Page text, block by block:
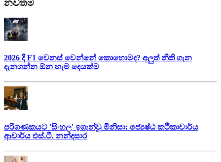
නවතම
2026 දී F1 වෙනස් වෙන්නේ කොහොමද? අලුත් නීති ගැන
දැනගන්න ඕන හැම දෙයක්ම
පරිගණකයට 'සිංහල' ඉගැන්වූ මිනිසා: ජ්‍යෙෂ්ඨ කථිකාචාර්ය
ආචාර්ය එස්.ටී. නන්දසාර